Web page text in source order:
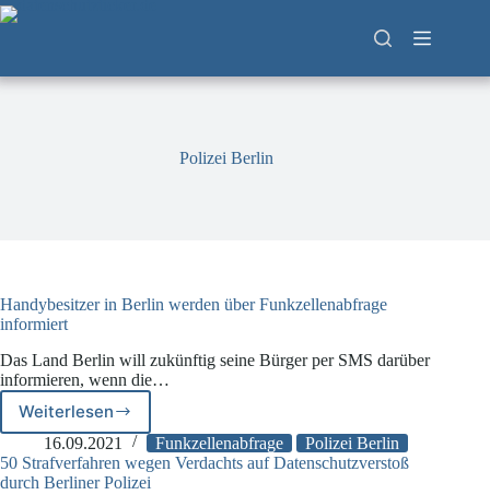
Zum
Inhalt
Polizei Berlin
Handybesitzer in Berlin werden über Funkzellenabfrage
informiert
Das Land Berlin will zukünftig seine Bürger per SMS darüber
informieren, wenn die…
WeiterlesenHandybesitzer
in
Berlin
werden
16.09.2021 Funkzellenabfrage
Polizei Berlin
50 Strafverfahren wegen Verdachts auf Datenschutzverstoß
durch Berliner Polizei